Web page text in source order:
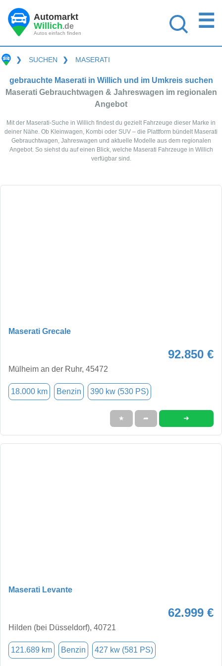
Automarkt
Willich.de
Autos einfach finden
☰
❯ SUCHEN ❯ MASERATI
gebrauchte Maserati in Willich und im Umkreis suchen
Maserati Gebrauchtwagen & Jahreswagen im regionalen
Angebot
Mit der Maserati-Suche in Willich findest du gezielt Fahrzeuge dieser Marke in
deiner Nähe. Ob Kleinwagen, Kombi oder SUV – die Plattform bündelt Maserati
Gebrauchtwagen, Jahreswagen und aktuelle Modelle aus dem regionalen
Angebot. So siehst du auf einen Blick, welche Maserati Fahrzeuge in Willich
verfügbar sind.
Maserati Grecale
92.850 €
Mülheim an der Ruhr, 45472
18.000 km Benzin 390 kw (530 PS)
★ ➦ ➜
Maserati Levante
62.999 €
Hilden (bei Düsseldorf), 40721
121.689 km Benzin 427 kw (581 PS)